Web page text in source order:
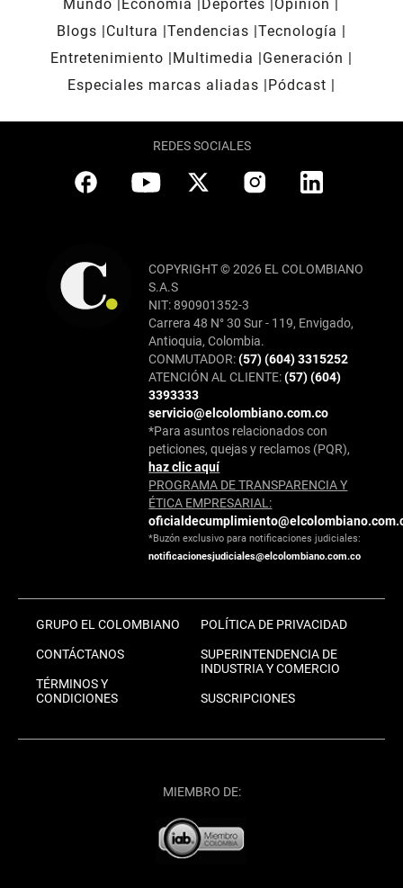
Mundo Economía Deportes
Opinión
Blogs
Cultura Tendencias Tecnología
Entretenimiento
Multimedia
Generación
Especiales marcas aliadas
Pódcast
REDES SOCIALES
COPYRIGHT © 2026 EL COLOMBIANO
S.A.S
NIT: 890901352-3
Carrera 48 N° 30 Sur - 119, Envigado,
Antioquia, Colombia.
CONMUTADOR:(57) (604) 3315252
ATENCIÓN AL CLIENTE:(57) (604)
3393333
servicio@elcolombiano.com.co
*Para asuntos relacionados con
peticiones, quejas y reclamos (PQR),
haz clic aquí
PROGRAMA DE TRANSPARENCIA Y
ÉTICA EMPRESARIAL:
*Buzón exclusivo para notificaciones judiciales:
notificacionesjudiciales@elcolombiano.com.co
GRUPO EL COLOMBIANO
CONTÁCTANOS
TÉRMINOS Y
CONDICIONES
POLÍTICA DE PRIVACIDAD
SUPERINTENDENCIA DE
INDUSTRIA Y COMERCIO
SUSCRIPCIONES
MIEMBRO DE: